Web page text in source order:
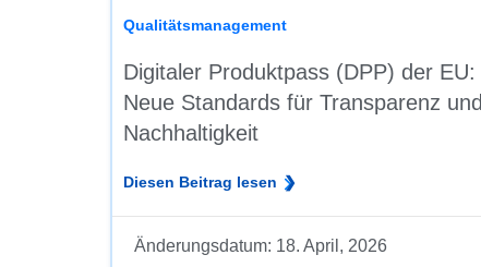
Qualitätsmanagement
Digitaler Produktpass (DPP) der EU:
Neue Standards für Transparenz und
Nachhaltigkeit
Diesen Beitrag lesen
Änderungsdatum: 18. April, 2026